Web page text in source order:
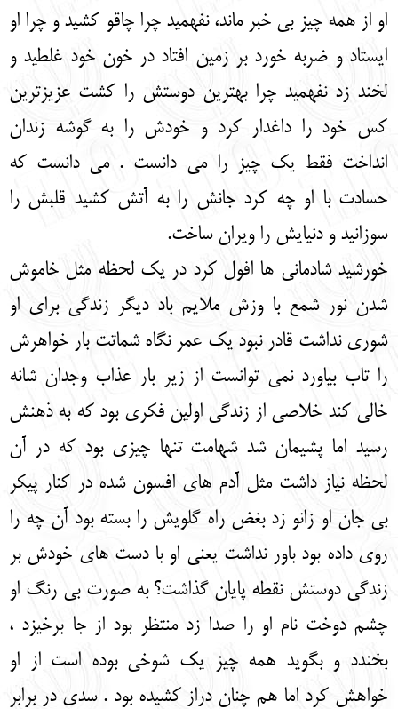
او از همه چیز بی خبر ماند، نفهمید چرا چاقو کشید و چرا او
ایستاد و ضربه خورد بر زمین افتاد در خون خود غلطید و
لخند زد نفهمید چرا بهترین دوستش را کشت عزیزترین
کس خود را داغدار کرد و خودش را به گوشه زندان
انداخت فقط یک چیز را می دانست . می دانست که
حسادت با او چه کرد جانش را به آتش کشید قلبش را
سوزانید و دنیایش را ویران ساخت.
خورشید شادمانی ها افول کرد در یک لحظه مثل خاموش
شدن نور شمع با وزش ملایم باد دیگر زندگی برای او
شوری نداشت قادر نبود یک عمر نگاه شماتت بار خواهرش
را تاب بیاورد نمی توانست از زیر بار عذاب وجدان شانه
خالی کند خلاصی از زندگی اولین فکری بود که به ذهنش
رسید اما پشیمان شد شهامت تنها چیزی بود که در آن
لحظه نیاز داشت مثل آدم های افسون شده در کنار پیکر
بی جان او زانو زد بغض راه گلویش را بسته بود آن چه را
روی داده بود باور نداشت یعنی او با دست های خودش بر
زندگی دوستش نقطه پایان گذاشت؟ به صورت بی رنگ او
چشم دوخت نام او را صدا زد منتظر بود از جا برخیزد ،
بخندد و بگوید همه چیز یک شوخی بوده است از او
خواهش کرد اما هم چنان دراز کشیده بود . سدی در برابر